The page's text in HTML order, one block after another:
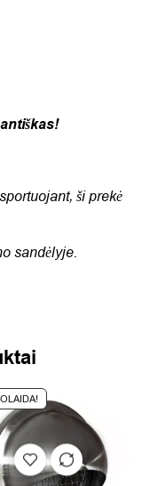
ši prekė
sandėlyje.